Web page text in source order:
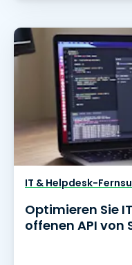
IT & Helpdesk-
Optimieren Sie
offenen API von